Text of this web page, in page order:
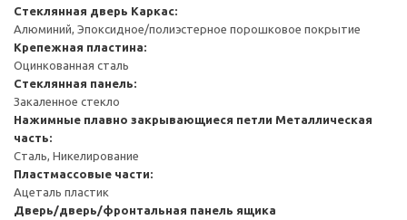
Стеклянная дверь Каркас:
Алюминий, Эпоксидное/полиэстерное порошковое покрытие
Крепежная пластина:
Оцинкованная сталь
Стеклянная панель:
Закаленное стекло
Нажимные плавно закрывающиеся петли Металлическая
часть:
Сталь, Никелирование
Пластмассовые части:
Ацеталь пластик
Дверь/дверь/фронтальная панель ящика